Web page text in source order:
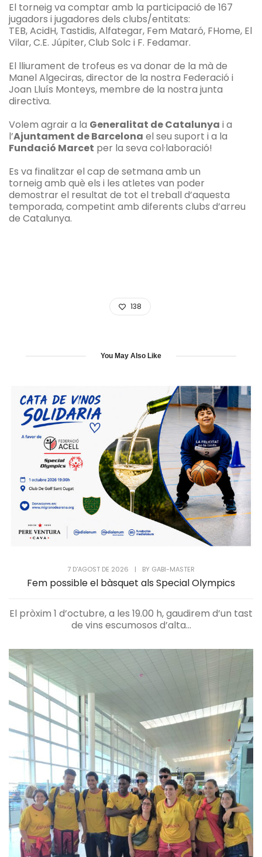
El torneig va comptar amb la participació de 167
jugadors i jugadores dels clubs/entitats:
TEB,AcidH, Tastidis,Alfategar, Fem Mataró, FHome, El
Vilar, C.E. Júpiter, Club Solc i F. Fedamar.
El lliurament de trofeus es va donar de la mà de
Manel Algeciras, director de la nostra Federació i
Joan Lluís Monteys, membre de la nostra junta
directiva.
Volem agrair a la Generalitat de Catalunya i a
l’Ajuntament de Barcelona el seu suport i a la
Fundació Marcet per la seva col·laboració!
Es va finalitzar el cap de setmana amb un
torneig amb què els i les atletes van poder
demostrar el resultat de tot el treball d’aquesta
temporada, competint amb diferents clubs d’arreu
de Catalunya.
138
You May Also Like
7 D'AGOST DE 2026 | BY GABI-MASTER
Fem possible el bàsquet als Special Olympics
El pròxim 1 d’octubre, a les 19.00 h, gaudirem d’un tast
de vins escumosos d’alta...